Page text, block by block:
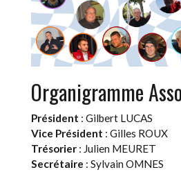
Organigramme
Président : Gilbert LUCAS
Vice Président : Gilles ROUX
Trésorier : Julien MEURET
Secrétaire : Sylvain OMNES